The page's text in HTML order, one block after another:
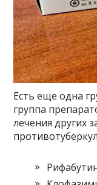
Есть еще одна
группа
лечения других